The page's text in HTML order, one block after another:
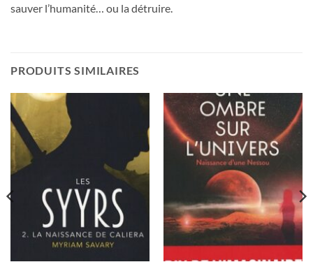
sauver l’humanité… ou la détruire.
PRODUITS SIMILAIRES